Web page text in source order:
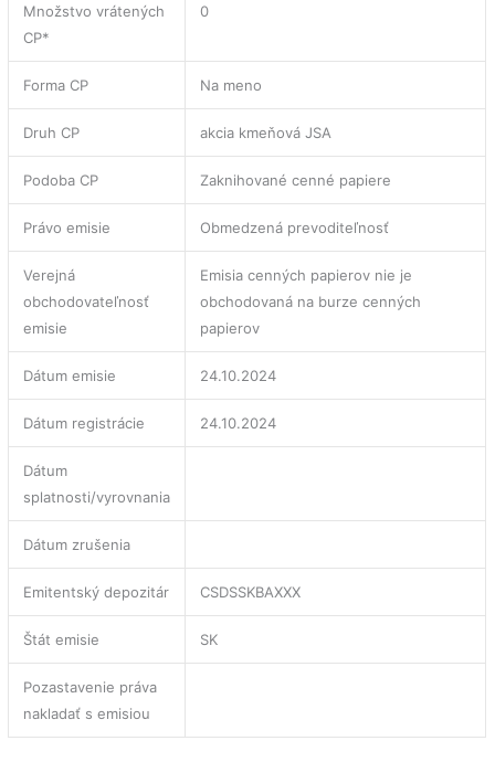
Množstvo vrátených
CP*
0
Forma CP Na meno
Druh CP akcia kmeňová JSA
Podoba CP Zaknihované cenné papiere
Právo emisie Obmedzená prevoditeľnosť
Verejná
obchodovateľnosť
emisie
Emisia cenných papierov nie je
obchodovaná na burze cenných
papierov
Dátum emisie 24.10.2024
Dátum registrácie 24.10.2024
Dátum
splatnosti/vyrovnania
Dátum zrušenia
Emitentský depozitár CSDSSKBAXXX
Štát emisie SK
Pozastavenie práva
nakladať s emisiou